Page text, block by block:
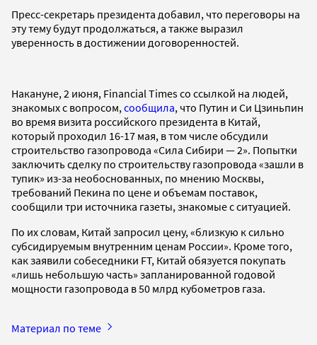
Пресс-секретарь президента добавил, что переговоры на
эту тему будут продолжаться, а также выразил
уверенность в достижении договоренностей.
Накануне, 2 июня, Financial Times со ссылкой на людей,
знакомых с вопросом, сообщила, что Путин и Си Цзиньпин
во время визита российского президента в Китай,
который проходил 16-17 мая, в том числе обсудили
строительство газопровода «Сила Сибири — 2». Попытки
заключить сделку по строительству газопровода «зашли в
тупик» из-за необоснованных, по мнению Москвы,
требований Пекина по цене и объемам поставок,
сообщили три источника газеты, знакомые с ситуацией.
По их словам, Китай запросил цену, «близкую к сильно
субсидируемым внутренним ценам России». Кроме того,
как заявили собеседники FT, Китай обязуется покупать
«лишь небольшую часть» запланированной годовой
мощности газопровода в 50 млрд кубометров газа.
Материал по теме